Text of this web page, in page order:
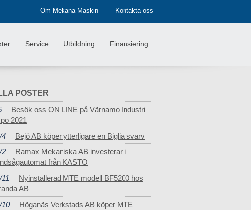
Om Mekana Maskin Kontakta oss
POSTER
Besök oss ON LINE på Värnamo Industri
2021
4
Bejö AB köper ytterligare en Biglia svarv
2
Ramax Mekaniska AB investerar i
från KASTO
11
Nyinstallerad MTE modell BF5200 hos
AB
10
Höganäs Verkstads AB köper MTE
Service Utbildning Finansiering